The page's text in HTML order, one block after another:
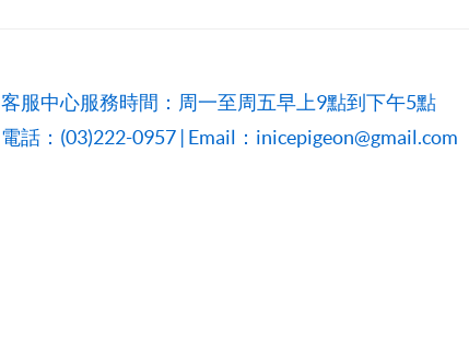
客服中心服務時間：周一至周五早上9點到下午5點
電話：(03)222-0957 | Email：inicepigeon@gmail.com